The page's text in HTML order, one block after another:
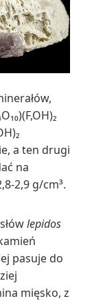
a ten drugi
na
2,9 g/cm³.
lepidos
pasuje do
mięsko, z